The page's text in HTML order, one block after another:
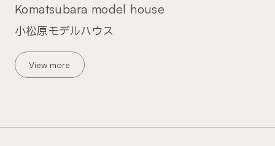
小松原モデルハウス
Komatsubara model house
View more